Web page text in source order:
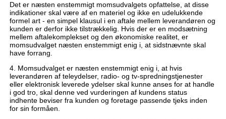
Det er næsten enstemmigt momsudvalgets opfattelse, at disse
indikationer skal være af en materiel og ikke en udelukkende
formel art - en simpel klausul i en aftale mellem leverandøren og
kunden er derfor ikke tilstrækkelig. Hvis der er en modsætning
mellem aftalekomplekset og den økonomiske realitet, er
momsudvalget næsten enstemmigt enig i, at sidstnævnte skal
have forrang.
4. Momsudvalget er næsten enstemmigt enig i, at hvis
leverandøren af teleydelser, radio- og tv-spredningstjenester
eller elektronisk leverede ydelser skal kunne anses for at handle
i god tro, skal denne ved vurderingen af kundens status
indhente beviser fra kunden og foretage passende tjeks inden
for sin formåen.